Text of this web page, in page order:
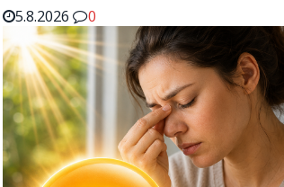
5.8.2026
0